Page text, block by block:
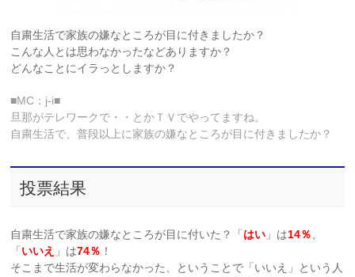
自粛生活で家族の嫌なところが目に付きましたか？
こんな人とは思わなかったなどありますか？
どんなことにイラっとしますか？
■MC：j-i■
旦那がテレワークで・・とかＴＶでやってますね。
自粛生活で、普段以上に家族の嫌なところが目に付きましたか？
投票結果
自粛生活で家族の嫌なところが目に付いた？「 はい 」は14％
「 いいえ 」は74％ ！
そこまで生活が変わらなかった、ということで「いいえ」という人